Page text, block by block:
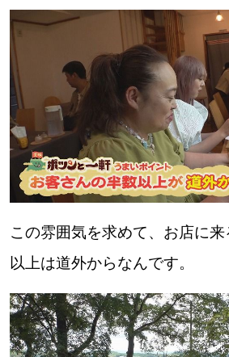
この雰囲気を求めて、お店に
以上は道外からなんです。